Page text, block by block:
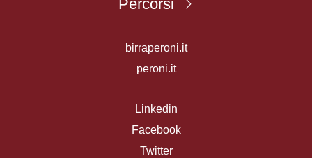
Percorsi
birraperoni.it
peroni.it
Linkedin
Facebook
Twitter